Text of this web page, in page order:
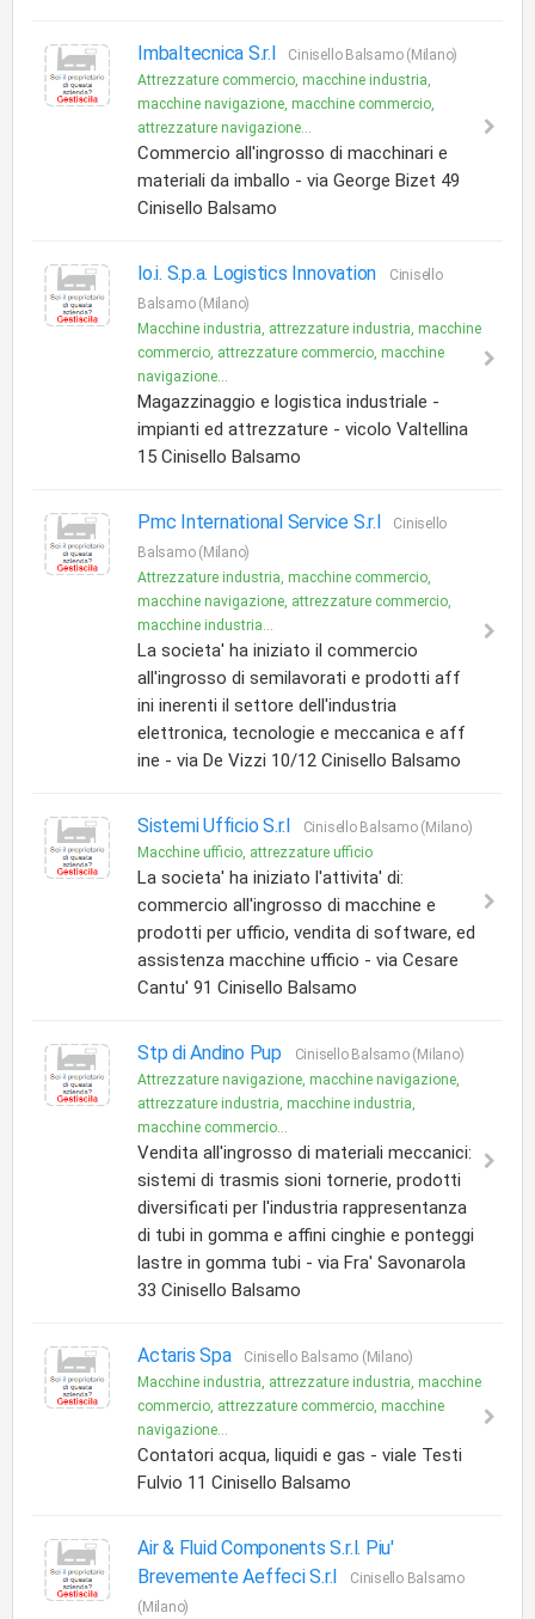
Imbaltecnica S.r.l
Cinisello Balsamo (Milano)
Attrezzature commercio, macchine industria,
macchine navigazione, macchine commercio,
attrezzature navigazione...
Commercio all'ingrosso di macchinari e
materiali da imballo - via George Bizet 49
Cinisello Balsamo
lo.i. S.p.a. Logistics Innovation
Cinisello
Balsamo (Milano)
Macchine industria, attrezzature industria, macchine
commercio, attrezzature commercio, macchine
navigazione...
Magazzinaggio e logistica industriale -
impianti ed attrezzature - vicolo Valtellina
15 Cinisello Balsamo
Pmc International Service S.r.l
Cinisello
Balsamo (Milano)
Attrezzature industria, macchine commercio,
macchine navigazione, attrezzature commercio,
macchine industria...
La societa' ha iniziato il commercio
all'ingrosso di semilavorati e prodotti aff
ini inerenti il settore dell'industria
elettronica, tecnologie e meccanica e aff
ine - via De Vizzi 10/12 Cinisello Balsamo
Sistemi Ufficio S.r.l
Cinisello Balsamo (Milano)
Macchine ufficio, attrezzature ufficio
La societa' ha iniziato l'attivita' di:
commercio all'ingrosso di macchine e
prodotti per ufficio, vendita di software, ed
assistenza macchine ufficio - via Cesare
Cantu' 91 Cinisello Balsamo
Stp di Andino Pup
Cinisello Balsamo (Milano)
Attrezzature navigazione, macchine navigazione,
attrezzature industria, macchine industria,
macchine commercio...
Vendita all'ingrosso di materiali meccanici:
sistemi di trasmis sioni tornerie, prodotti
diversificati per l'industria rappresentanza
di tubi in gomma e affini cinghie e ponteggi
lastre in gomma tubi - via Fra' Savonarola
33 Cinisello Balsamo
Actaris Spa
Cinisello Balsamo (Milano)
Macchine industria, attrezzature industria, macchine
commercio, attrezzature commercio, macchine
navigazione...
Contatori acqua, liquidi e gas - viale Testi
Fulvio 11 Cinisello Balsamo
Air & Fluid Components S.r.l. Piu'
Brevemente Aeffeci S.r.l
Cinisello Balsamo
(Milano)